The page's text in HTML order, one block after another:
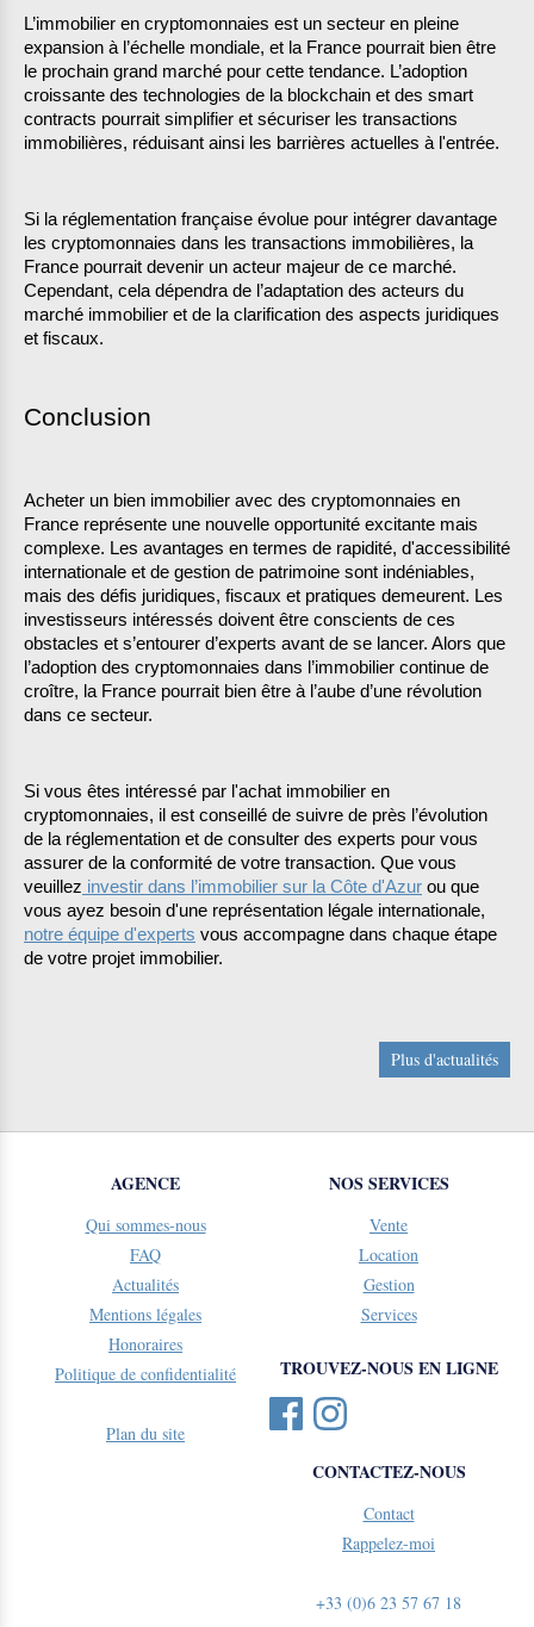
L’immobilier en cryptomonnaies est un secteur en pleine
expansion à l’échelle mondiale, et la France pourrait bien être
le prochain grand marché pour cette tendance. L’adoption
croissante des technologies de la blockchain et des smart
contracts pourrait simplifier et sécuriser les transactions
immobilières, réduisant ainsi les barrières actuelles à l'entrée.
Si la réglementation française évolue pour intégrer davantage
les cryptomonnaies dans les transactions immobilières, la
France pourrait devenir un acteur majeur de ce marché.
Cependant, cela dépendra de l’adaptation des acteurs du
marché immobilier et de la clarification des aspects juridiques
et fiscaux.
Conclusion
Acheter un bien immobilier avec des cryptomonnaies en
France représente une nouvelle opportunité excitante mais
complexe. Les avantages en termes de rapidité, d'accessibilité
internationale et de gestion de patrimoine sont indéniables,
mais des défis juridiques, fiscaux et pratiques demeurent. Les
investisseurs intéressés doivent être conscients de ces
obstacles et s’entourer d’experts avant de se lancer. Alors que
l’adoption des cryptomonnaies dans l’immobilier continue de
croître, la France pourrait bien être à l’aube d’une révolution
dans ce secteur.
Si vous êtes intéressé par l'achat immobilier en
cryptomonnaies, il est conseillé de suivre de près l’évolution
de la réglementation et de consulter des experts pour vous
assurer de la conformité de votre transaction. Que vous
veuillez investir dans l’immobilier sur la Côte d'Azur ou que
notre équipe d'experts vous accompagne dans chaque étape
de votre projet immobilier.
Plus d'actualités
AGENCE
Qui sommes-nous
FAQ
Actualités
Mentions légales
Honoraires
Politique de confidentialité
Plan du site
NOS SERVICES
Vente
Location
Gestion
Services
TROUVEZ-NOUS EN LIGNE
CONTACTEZ-NOUS
Contact
Rappelez-moi
+33 (0)6 23 57 67 18